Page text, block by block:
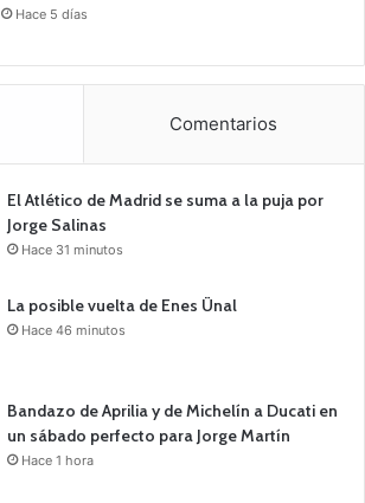
Hace 5 días
Comentarios
El Atlético de Madrid se suma a la puja por
Jorge Salinas
Hace 31 minutos
La posible vuelta de Enes Ünal
Hace 46 minutos
Bandazo de Aprilia y de Michelín a Ducati en
un sábado perfecto para Jorge Martín
Hace 1 hora